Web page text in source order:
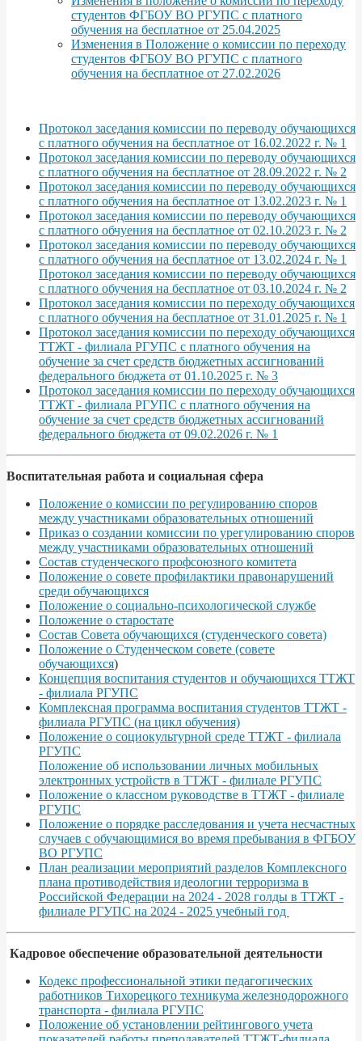
студентов ФГБОУ ВО РГУПС с платного
обучения на бесплатное от 25.04.2025
Изменения в Положение о комиссии по переходу
студентов ФГБОУ ВО РГУПС с платного
обучения на бесплатное от 27.02.2026
Протокол заседания комиссии по переводу обучающихся
с платного обучения на бесплатное от 16.02.2022 г. № 1
Протокол заседания комиссии по переводу обучающихся
с платного обучения на бесплатное от 28.09.2022 г. № 2
Протокол заседания комиссии по переводу обучающихся
с платного обучения на бесплатное от 13.02.2023 г. № 1
Протокол заседания комиссии по переводу обучающихся
с платного обчуения на бесплатное от 02.10.2023 г. № 2
Протокол заседания комиссии по переводу обучающихся
с платного обучения на бесплатное от 13.02.2024 г. № 1
Протокол заседания комиссии по переводу обучающихся
с платного обучения на бесплатное от 03.10.2024 г. № 2
Протокол заседания комиссии по переходу обучающихся
с платного обучения на бесплатное от 31.01.2025 г. № 1
Протокол заседания комиссии по переходу обучающихся
ТТЖТ - филиала РГУПС с платного обучения на
обучение за счет средств бюджетных ассигнований
федерального бюджета от 01.10.2025 г. № 3
Протокол заседания комиссии по переходу обучающихся
ТТЖТ - филиала РГУПС с платного обучения на
обучение за счет средств бюджетных ассигнований
федерального бюджета от 09.02.2026 г. № 1
Воспитательная работа и социальная сфера
Положение о комиссии по регулированию споров
между участниками образовательных отношений
Приказ о создании комиссии по урегулированию споров
между участниками образовательных отношений
Состав студенческого профсоюзного комитета
Положение о совете профилактики правонарушений
среди обучающихся
Положение о социально-психологической службе
Положение о старостате
Состав Совета обучающихся (студенческого совета)
Положение о Студенческом совете (совете
обучающихся)
Концепция воспитания студентов и обучающихся ТТЖТ
- филиала РГУПС
Комплексная программа воспитания студентов ТТЖТ -
филиала РГУПС (на цикл обучения)
Положение о социокультурной среде ТТЖТ - филиала
РГУПС
Положение об использовании личных мобильных
электронных устройств в ТТЖТ - филиале РГУПС
Положение о классном руководстве в ТТЖТ - филиале
РГУПС
Положение о порядке расследования и учета несчастных
случаев с обучающимися во время пребывания в ФГБОУ
ВО РГУПС
План реализации мероприятий разделов Комплексного
плана противодействия идеологии терроризма в
Российской Федерации на 2024 - 2028 голды в ТТЖТ -
филиале РГУПС на 2024 - 2025 учебный год
Кадровое обеспечение образовательной деятельности
Кодекс профессиональной этики педагогических
работников Тихорецкого техникума железнодорожного
транспорта - филиала РГУПС
Положение об установлении рейтингового учета